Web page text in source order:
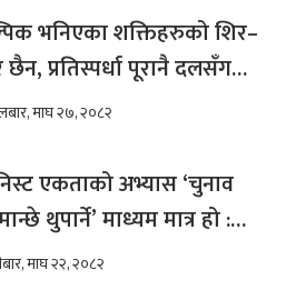
भनिएका शक्तिहरुको शिर–
प्रतिस्पर्धा पूरानै दलसँग
शरण महत
माघ २७, २०८२
एकताको अभ्यास ‘चुनाव
थुपार्ने’ माध्यम मात्र हो :
माघ २२, २०८२